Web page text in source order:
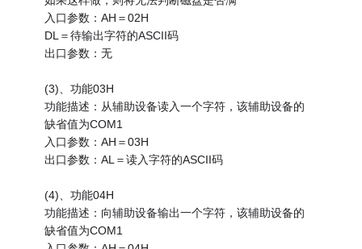
入口参数：AH＝02H
DL＝待输出字符的ASCII码
出口参数：无
(3)、功能03H
功能描述：从辅助设备读入一个字符，该辅助设备的
缺省值为COM1
入口参数：AH＝03H
出口参数：AL＝读入字符的ASCII码
(4)、功能04H
功能描述：向辅助设备输出一个字符，该辅助设备的
缺省值为COM1